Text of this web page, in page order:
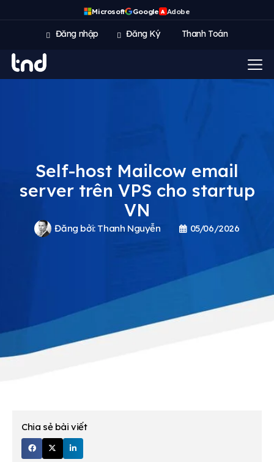
Microsoft Google A Adobe
Đăng nhập Đăng Ký Thanh Toán
Self-host Mailcow email
server trên VPS cho startup
VN
Đăng bởi: Thanh Nguyễn 05/06/2026
Chia sẻ bài viết